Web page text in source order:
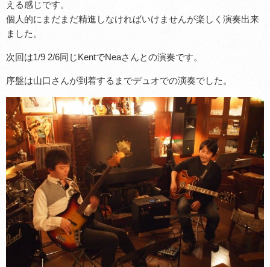
える感じです。
個人的にまだまだ精進しなければいけませんが楽しく演奏出来
ました。
次回は1/9 2/6同じKentでNeaさんとの演奏です。
序盤は山口さんが到着するまでデュオでの演奏でした。